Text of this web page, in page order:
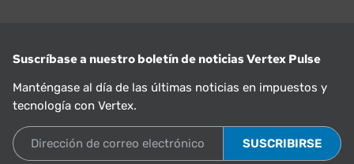
Suscríbase a nuestro boletín de noticias Vertex Pulse
Manténgase al día de las últimas noticias en impuestos y
tecnología con Vertex.
Dirección de correo electrónico